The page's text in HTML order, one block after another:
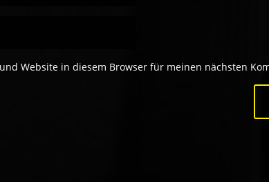
Website in diesem Browser für meinen nächsten